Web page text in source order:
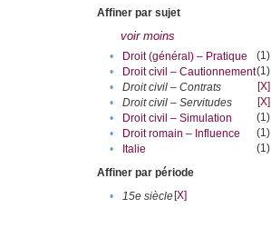
Affiner par sujet
voir moins
• Droit (général) – Pratique
(1)
•
Droit civil – Cautionnement(1)
•
Droit civil – Contrats
[X]
•
Droit civil – Servitudes
[X]
•
Droit civil – Simulation
(1)
•
Droit romain – Influence
(1)
•
Italie
(1)
Affiner par période
•
15e siècle[X]